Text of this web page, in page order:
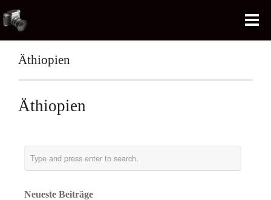
Äthiopien
Äthiopien
Neueste Beiträge